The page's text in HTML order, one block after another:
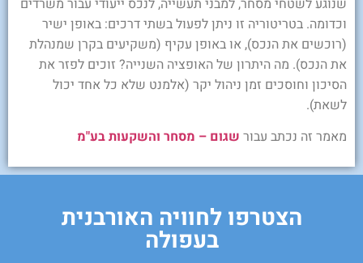
וכדומה. בטריטוריה זו ניתן לפעול בשתי דרכים: באופן ישיר
(רוכשים את הנכס), או באופן עקיף (משקיעים בקרן שמנהלת
את הנכס). מה היתרון של האופציה השנייה? זוכים לפזר את
הסיכון וחוסכים זמן ניהול יקר (אלמנט שלא כל אחד יכול
לשאת).
מאמר זה נכתב עבור שגום – מסחר והשקעות בע"מ
הצטרפו לחוויה האורבנית
בעפולה